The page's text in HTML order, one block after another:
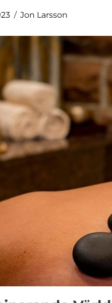
Jon Larsson